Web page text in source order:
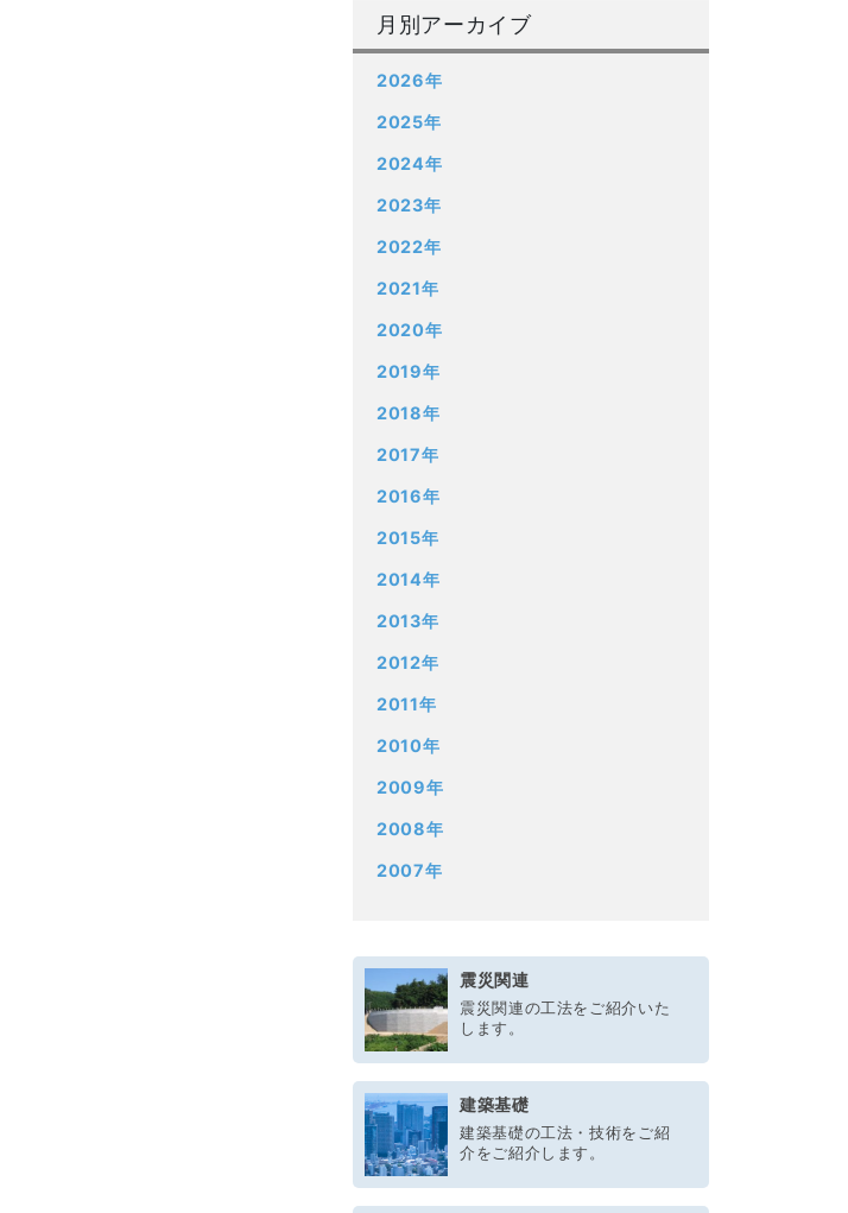
月別アーカイブ
2026年
2025年
2024年
2023年
2022年
2021年
2020年
2019年
2018年
2017年
2016年
2015年
2014年
2013年
2012年
2011年
2010年
2009年
2008年
2007年
震災関連
震災関連の工法をご紹介いた
します。
建築基礎
建築基礎の工法・技術をご紹
介をご紹介します。